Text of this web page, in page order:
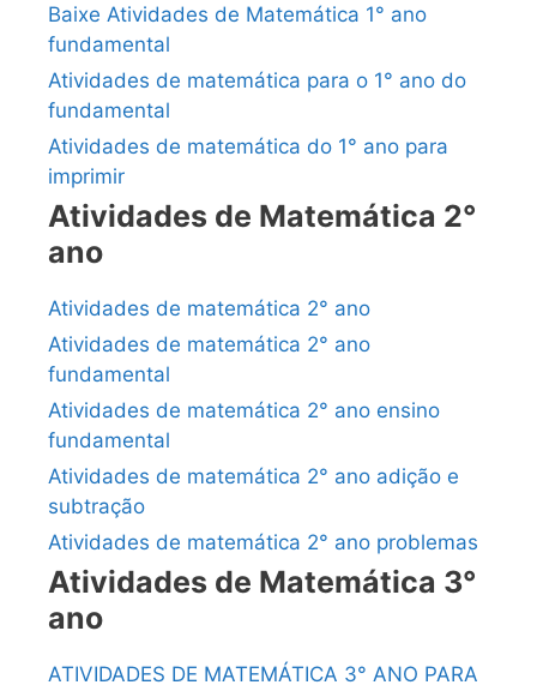
Baixe Atividades de Matemática 1° ano
fundamental
Atividades de matemática para o 1° ano do
fundamental
Atividades de matemática do 1° ano para
imprimir
Atividades de Matemática 2°
ano
Atividades de matemática 2° ano
Atividades de matemática 2° ano
fundamental
Atividades de matemática 2° ano ensino
fundamental
Atividades de matemática 2° ano adição e
subtração
Atividades de matemática 2° ano problemas
Atividades de Matemática 3°
ano
ATIVIDADES DE MATEMÁTICA 3° ANO PARA